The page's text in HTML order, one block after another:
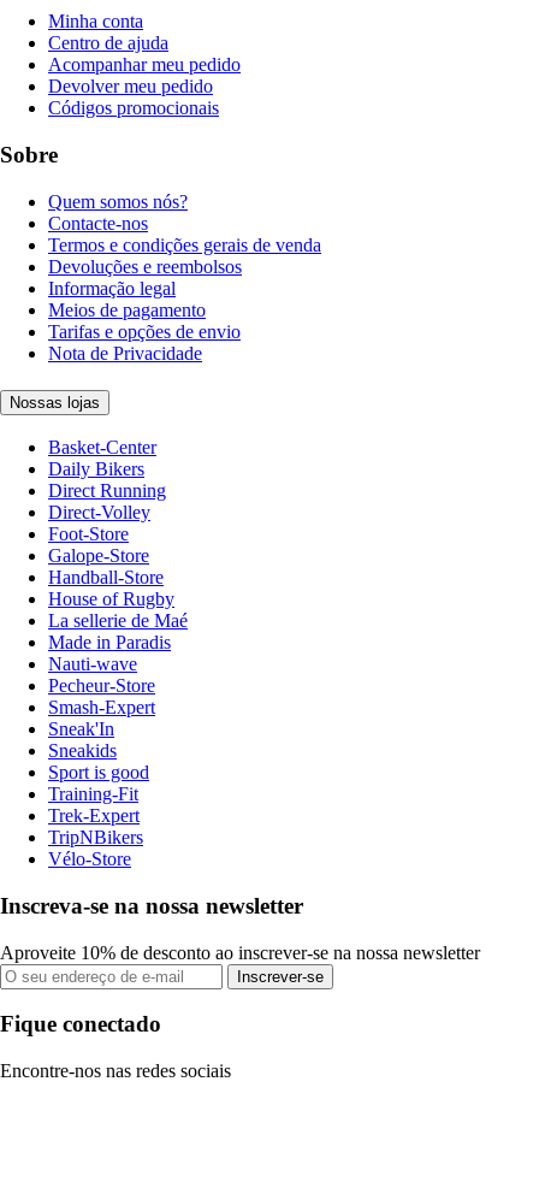
Minha conta
Centro de ajuda
Acompanhar meu pedido
Devolver meu pedido
Códigos promocionais
Sobre
Quem somos nós?
Contacte-nos
Termos e condições gerais de venda
Devoluções e reembolsos
Informação legal
Meios de pagamento
Tarifas e opções de envio
Nota de Privacidade
Nossas lojas
Basket-Center
Daily Bikers
Direct Running
Direct-Volley
Foot-Store
Galope-Store
Handball-Store
House of Rugby
La sellerie de Maé
Made in Paradis
Nauti-wave
Pecheur-Store
Smash-Expert
Sneak'In
Sneakids
Sport is good
Training-Fit
Trek-Expert
TripNBikers
Vélo-Store
Inscreva-se na nossa newsletter
Aproveite 10% de desconto ao inscrever-se na nossa newsletter
Inscrever-se
Fique conectado
Encontre-nos nas redes sociais